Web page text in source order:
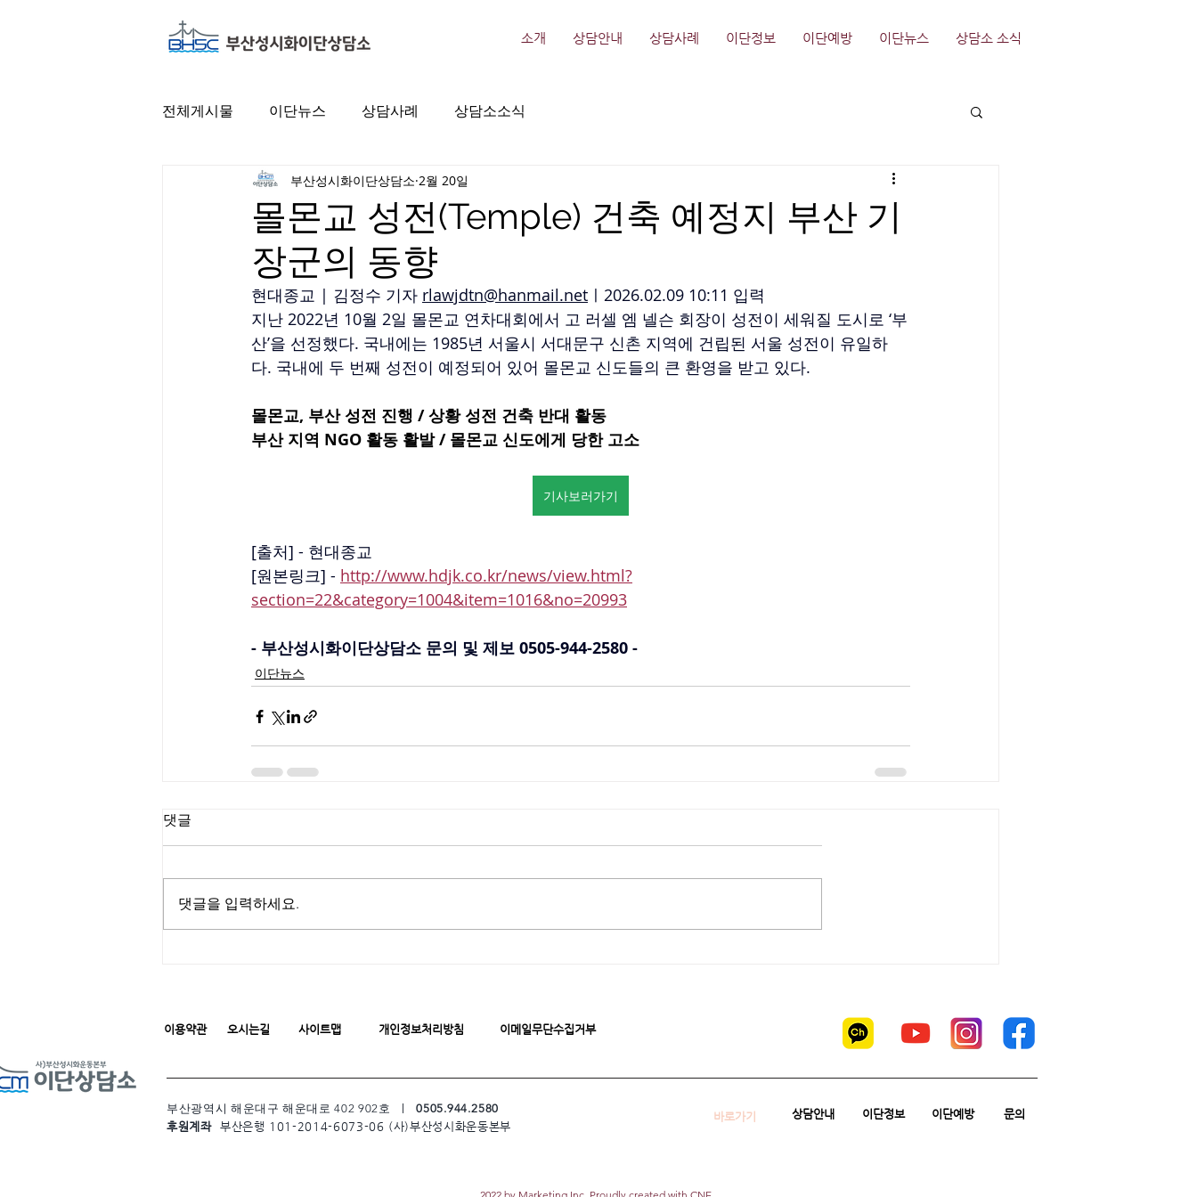
소개 상담안내 상담사례 이단정보 이단예방 이단뉴스 상담소 소식
전체게시물 이단뉴스 상담사례 상담소소식
몰몬교 성전(Temple) 건축 예정지 부산 기
장군의 동향
부산성시화이단상담소 2월 20일
현대종교 | 김정수 기자 rlawjdtn@hanmail.net ㅣ2026.02.09 10:11 입력
지난 2022년 10월 2일 몰몬교 연차대회에서 고 러셀 엠 넬슨 회장이 성전이 세워질 도시로 ‘부
산’을 선정했다. 국내에는 1985년 서울시 서대문구 신촌 지역에 건립된 서울 성전이 유일하
다. 국내에 두 번째 성전이 예정되어 있어 몰몬교 신도들의 큰 환영을 받고 있다.
몰몬교, 부산 성전 진행 / 상황 성전 건축 반대 활동
부산 지역 NGO 활동 활발 / 몰몬교 신도에게 당한 고소
기사보러가기
[출처] - 현대종교
[원본링크] - http://www.hdjk.co.kr/news/view.html?
section=22&category=1004&item=1016&no=20993
- 부산성시화이단상담소 문의 및 제보 0505-944-2580 -
이단뉴스
댓글
댓글을 입력하세요.
이용약관 오시는길 사이트맵 개인정보처리방침 이메일무단수집거부
부산광역시 해운대구 해운대로 402 902호 ㅣ
0505.944.2580
후원계좌 부산은행 101-2014-6073-06 (사)부산성시화운동본부
바로가기 상담안내 이단정보 이단예방 문의